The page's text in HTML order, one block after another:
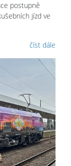
postupně
jízd ve
číst dále